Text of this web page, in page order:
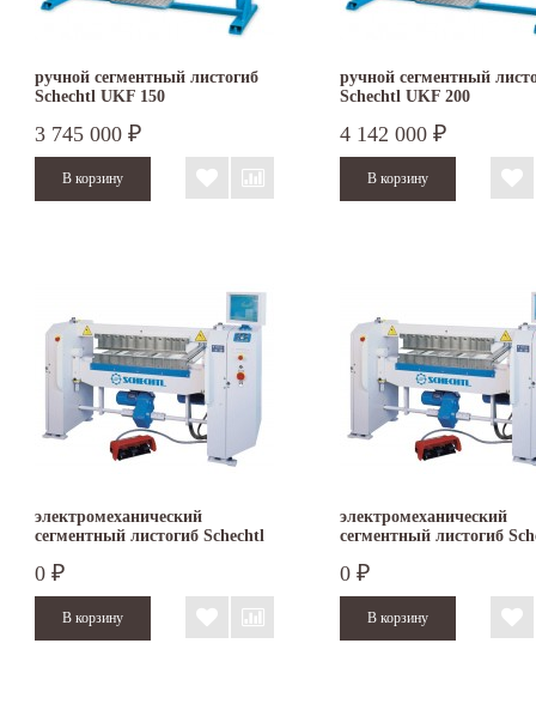
ручной сегментный листогиб
Schechtl UKF 150
3 745 000 ₽
ручной сегментный
Schechtl UKF 200
4 142 000 ₽
электромеханический
сегментный листогиб Schechtl
0 ₽
электромеханический
сегментный листогиб
0 ₽